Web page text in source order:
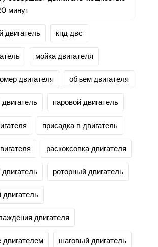
минут
двигатель кпд двс
мойка двигателя
двигателя объем двигателя
паровой двигатель
присадка в двигатель
раскоксовка двигателя
роторный двигатель
двигателя
шаговый двигатель